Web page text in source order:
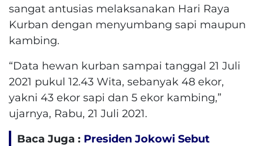
sangat antusias melaksanakan Hari Raya
Kurban dengan menyumbang sapi maupun
kambing.
“Data hewan kurban sampai tanggal 21 Juli
2021 pukul 12.43 Wita, sebanyak 48 ekor,
yakni 43 ekor sapi dan 5 ekor kambing,”
ujarnya, Rabu, 21 Juli 2021.
Baca Juga : Presiden Jokowi Sebut